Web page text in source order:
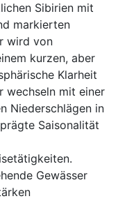
Sibirien mit
markierten
wird von
kurzen, aber
Klarheit
wechseln mit einer
Niederschlägen in
Saisonalität
Gewässer